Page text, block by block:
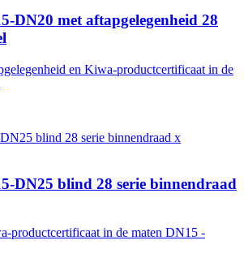
DN20 met aftapgelegenheid 28
en Kiwa-productcertificaat in de
DN25 blind 28 serie binnendraad
productcertificaat in de maten DN15 -